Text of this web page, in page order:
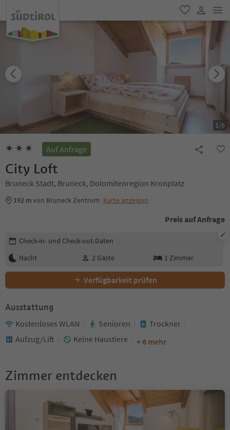
favorit
user link
1/6
Auf Anfrage
City Loft
Bruneck Stadt, Bruneck, Dolomitenregion Kronplatz
192 mvon Bruneck Zentrum Karte anzeigen
Preis auf Anfrage
Buchungsdetails bearbeiten
Check-in- und Check-out-Daten
Nacht
2 Gäste 1 Zimmer
Verfügbarkeit prüfen
Ausstattung
Kostenloses WLAN Senioren
Trockner
Aufzug/Lift
Keine Haustiere + 6 mehr
Zimmer entdecken